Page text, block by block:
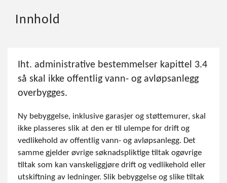
Innhold
Iht. administrative bestemmelser kapittel 3.4
så skal ikke offentlig vann- og avløpsanlegg
overbygges.
Ny bebyggelse, inklusive garasjer og støttemurer, skal
ikke plasseres slik at den er til ulempe for drift og
vedlikehold av offentlig vann- og avløpsanlegg. Det
samme gjelder øvrige søknadspliktige tiltak ogøvrige
tiltak som kan vanskeliggjøre drift og vedlikehold eller
utskiftning av ledninger. Slik bebyggelse og slike tiltak